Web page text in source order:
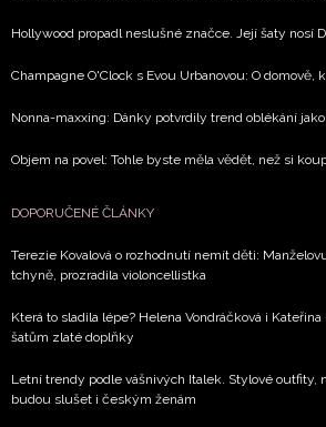
Hollywood propadl neslušné značce. Její šaty nosí
Champagne O'Clock s Evou Urbanovou: O domově,
Nonna-maxxing: Dánky potvrdily trend oblékání
Objem na povel: Tohle byste měla vědět, než si
DOPORUČENÉ ČLÁNKY
Terezie Kovalová o rozhodnutí nemít děti:
tchyně, prozradila violoncellistka
Která to sladila lépe? Helena Vondráčková i
šatům zlaté doplňky
Letní trendy podle vášnivých Italek. Stylové outfity,
budou slušet i českým ženám